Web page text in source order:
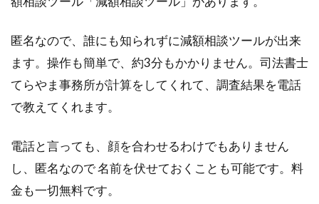
匿名なので、誰にも知られずに減額相談ツールが出来
ます。操作も簡単で、約3分もかかりません。司法書士
てらやま事務所が計算をしてくれて、調査結果を電話
で教えてくれます。
電話と言っても、顔を合わせるわけでもありません
し、匿名なので 名前を伏せておくことも可能です。料
金も一切無料です。